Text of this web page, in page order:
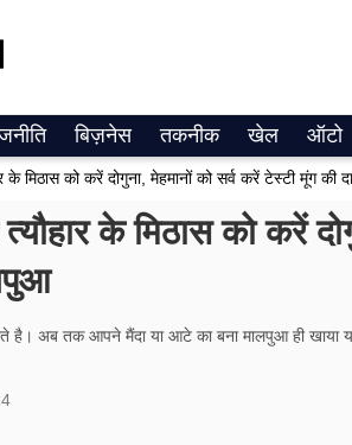
बिज़नेस तकनीक खेल ऑटो
के मिठास को करें
है। अब तक आपने मैंदा या आटे का बना मालपुआ ही खाया